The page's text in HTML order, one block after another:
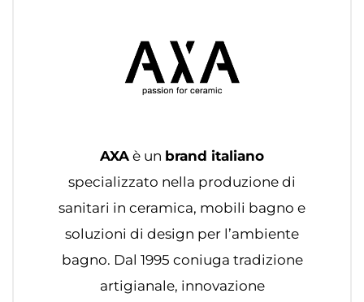
AXA è un brand italiano
specializzato nella produzione di
sanitari in ceramica, mobili bagno e
soluzioni di design per l’ambiente
bagno. Dal 1995 coniuga tradizione
artigianale, innovazione